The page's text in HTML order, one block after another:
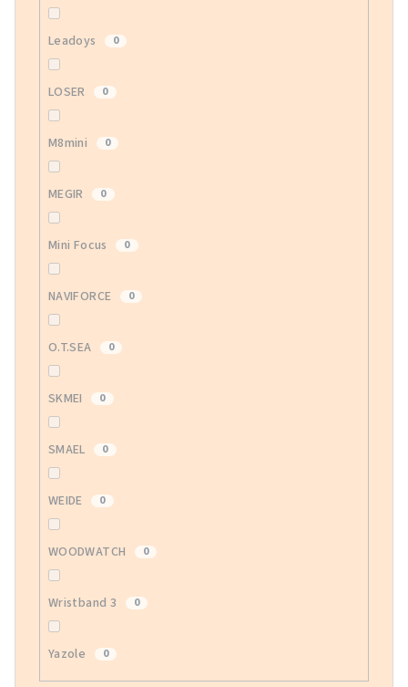
Leadoys 0
LOSER 0
M8mini 0
MEGIR 0
Mini Focus 0
NAVIFORCE 0
O.T.SEA 0
SKMEI 0
SMAEL 0
WEIDE 0
WOODWATCH 0
Wristband 3 0
Yazole 0